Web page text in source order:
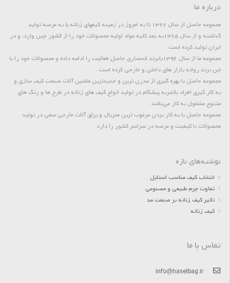
درباره ما
مجموعه حاصل از سال 1367 تا به امروز در زمینه کیفهای زنانه پا به عرصه تولید
گذاشته و از سال 1385به بعد کلیه مواد اولیه محصولات خود را از کشور چین وارد، و در
ایران تولید کرده است .
مجموعه ما از سال 1394بابرند انحصاری حاصل فعالیت را ادامه داده و محصولات خود را با
این برند روانه بازار های داخلی و خارجی کرده است .
مجموعه حاصل با بهره گیری از مدرن ترین و جدیدترین ماشین آلات صنعت کیف سازی و
به کار گیری افراد باتجربه پیشگام در تولید انواع کیف های زنانه در طرح ها و رنگ های
متنوع مشغول به کار می‌باشد .
مجموعه حاصل با به کار بردن مرغوب ترین متریال و یراق آلات خارجی سعی در تولید
محصولات با کیفیت و عرضه در سراسر کشور را دارد.
نوشته‌های تازه
انتخاب کیف مناسب استایل
تفاوت چرم طبیعی و مصنوعی
تاثیر کیف زنانه بر صنعت مد
کیف زنانه
تماس با ما
info@haselbag.ir